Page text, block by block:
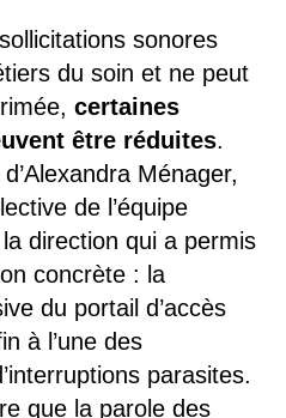
sonores
du soin et ne peut
certaines
être réduites.
Ménager,
de l’équipe
direction qui a permis
concrète : la
du portail d’accès
à l’une des
parasites.
que la parole des